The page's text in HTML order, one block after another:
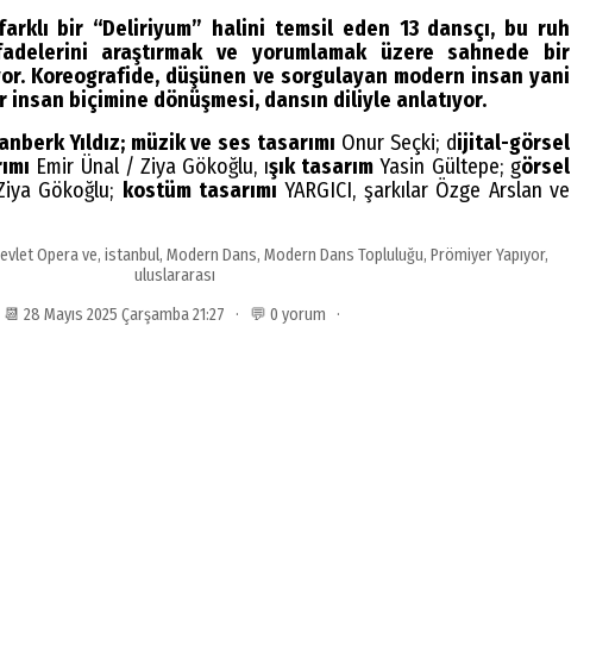
bir “Deliriyum” halini temsil eden 13 dansçı, bu ruh
araştırmak ve yorumlamak üzere sahnede bir
Koreografide, düşünen ve sorgulayan modern insan yani
insan biçimine dönüşmesi, dansın diliyle anlatıyor.
Yıldız; müzik ve ses tasarımı Onur Seçki; dijital-görsel
Emir Ünal / Ziya Gökoğlu, ışık tasarım Yasin Gültepe; görsel
Gökoğlu; kostüm tasarımı YARGICI, şarkılar Özge Arslan ve
Opera ve, istanbul, Modern Dans, Modern Dans Topluluğu, Prömiyer Yapıyor,
uluslararası
📆 28 Mayıs 2025 Çarşamba 21:27 · 💬 0 yorum ·